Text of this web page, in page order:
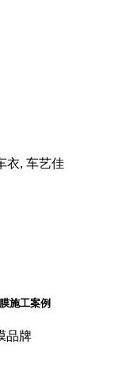
衣, 车艺佳
施工案例
品牌